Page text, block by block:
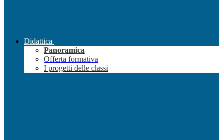
Didattica
Panoramica
Offerta formativa
I progetti delle classi